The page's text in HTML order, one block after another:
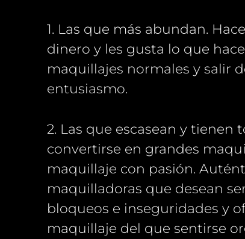
1. Las que más abundan.
dinero y les gusta lo que
maquillajes normales y salir
entusiasmo.
2. Las que escasean y tienen
convertirse en grandes
maquillaje con pasión.
maquilladoras que desean
bloqueos e inseguridades y
maquillaje del que sentirse